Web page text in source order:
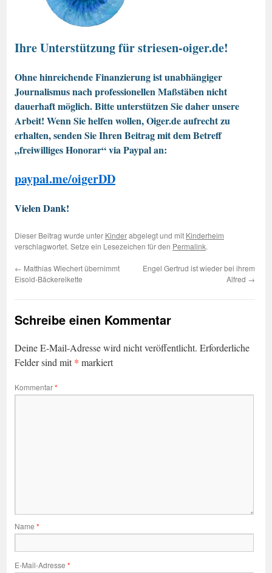
Ihre Unterstützung für striesen-oiger.de!
Ohne hinreichende Finanzierung ist unabhängiger
Journalismus nach professionellen Maßstäben nicht
dauerhaft möglich. Bitte unterstützen Sie daher unsere
Arbeit! Wenn Sie helfen wollen, Oiger.de aufrecht zu
erhalten, senden Sie Ihren Beitrag mit dem Betreff
„freiwilliges Honorar“ via Paypal an:
paypal.me/oigerDD
Vielen Dank!
Dieser Beitrag wurde unter Kinderabgelegt und mit Kinderheim
verschlagwortet. Setze ein Lesezeichen für den Permalink.
← Matthias Wiechert übernimmt
Eisold-Bäckereikette
Engel Gertrud ist wieder bei ihrem
Alfred →
Schreibe einen Kommentar
Deine E-Mail-Adresse wird nicht veröffentlicht. Erforderliche
Felder sind mit* markiert
Kommentar*
Name *
E-Mail-Adresse *